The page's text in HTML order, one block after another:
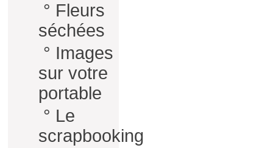
° Fleurs
séchées
° Images
sur votre
portable
° Le
scrapbooking